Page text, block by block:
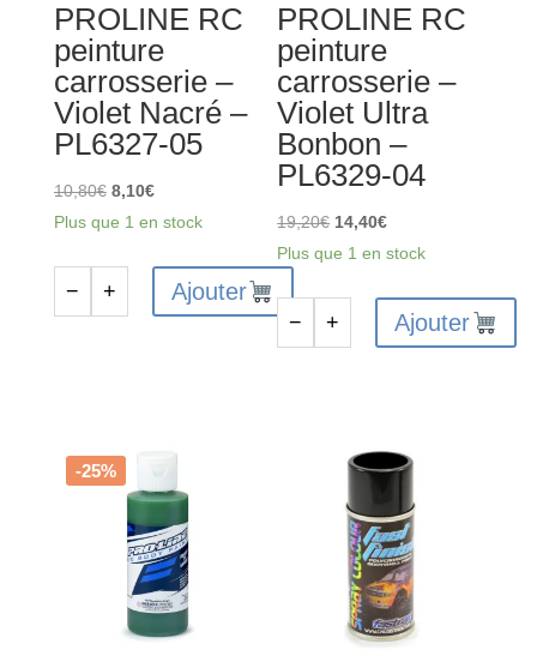
PROLINE RC
peinture
carrosserie –
Violet Nacré –
PL6327-05
10,80€ Le
prix
était :
10,80€.
8,10€Le
prix
est :
8,10€.
Plus que 1 en stock
carrosserie
− + Ajouter
PROLINE RC
peinture
carrosserie –
Violet Ultra
Bonbon –
PL6329-04
19,20€ Le
prix
19,20€.
14,40€Le
prix
est :
14,40€.
Plus que 1 en stock
− + Ajouter
-25%